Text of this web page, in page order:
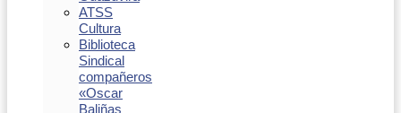
ATSS
Cultura
Biblioteca
Sindical
compañeros
«Oscar
Baliñas